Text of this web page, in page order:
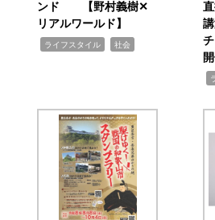
ンド 【野村義樹✕
リアルワールド】
ライフスタイル 社会